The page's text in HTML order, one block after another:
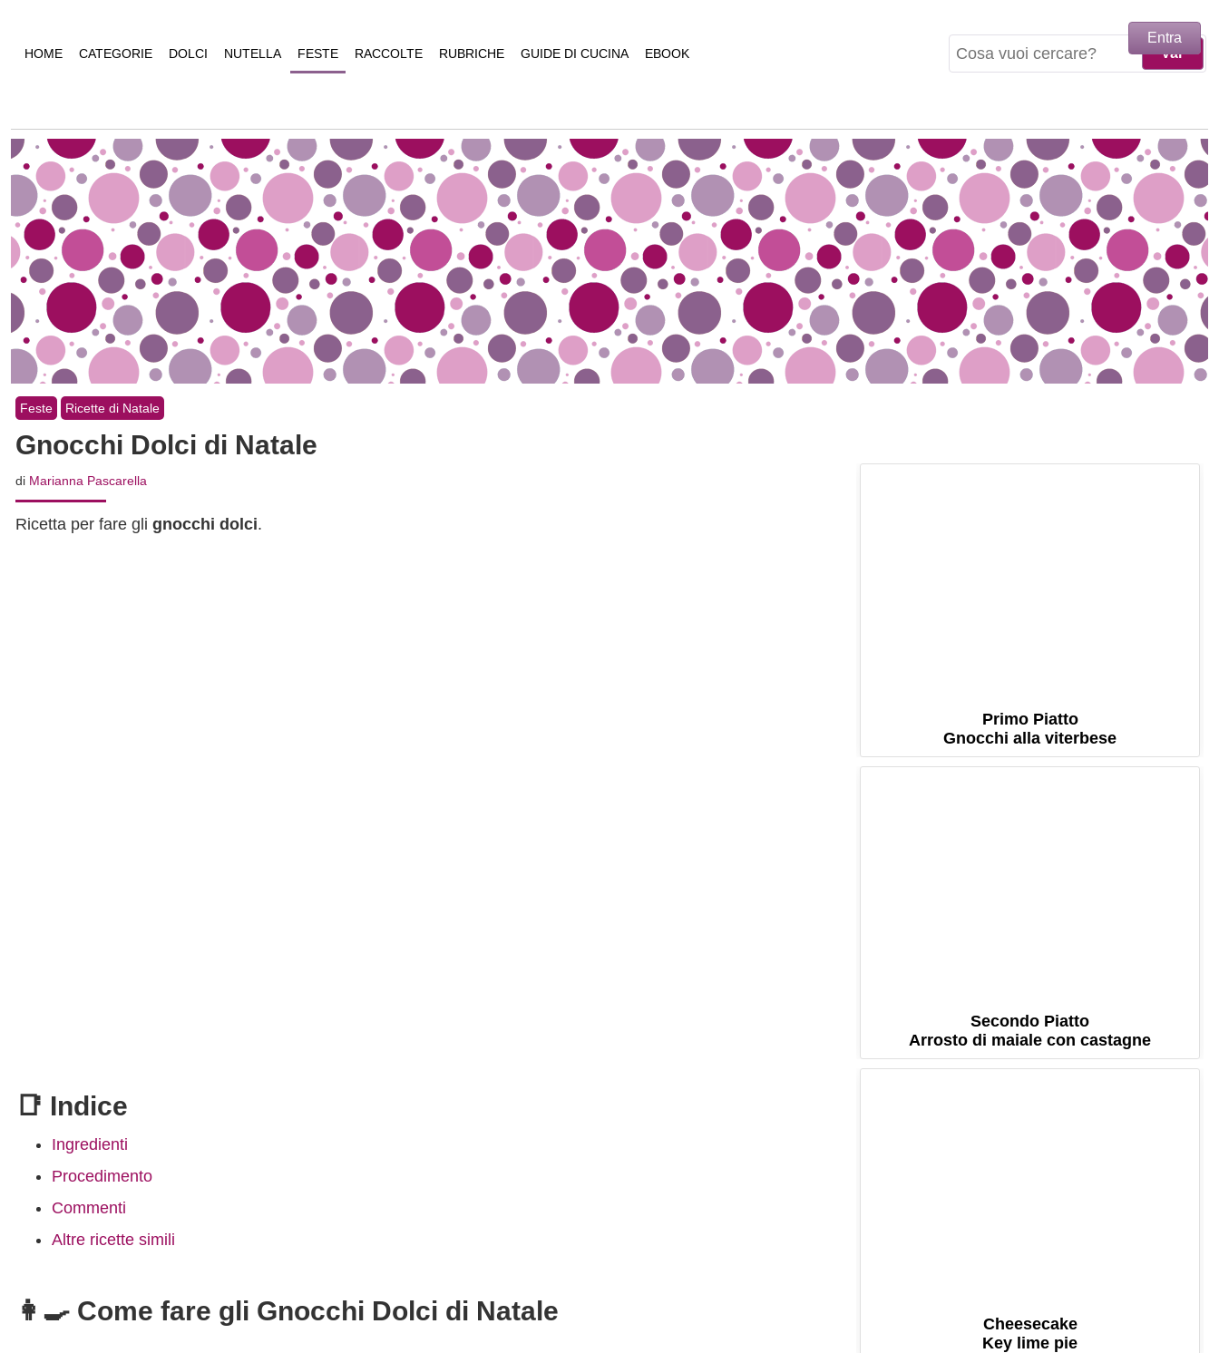
HOME CATEGORIE DOLCI NUTELLA FESTE RACCOLTE RUBRICHE GUIDE DI CUCINA EBOOK
Feste Ricette di Natale
Gnocchi Dolci di Natale
di Marianna Pascarella
Ricetta per fare gli gnocchi dolci.
📑 Indice
Ingredienti
Procedimento
Commenti
Altre ricette simili
👩‍🍳 Come fare gli Gnocchi Dolci di Natale
Primo Piatto
Gnocchi alla viterbese
Secondo Piatto
Arrosto di maiale con castagne
Cheesecake
Key lime pie
Entra